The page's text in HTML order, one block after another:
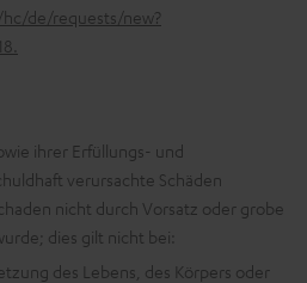
de/requests/new?
ihrer Erfüllungs- und
verursachte Schäden
nicht durch Vorsatz oder grobe
dies gilt nicht bei:
des Lebens, des Körpers oder